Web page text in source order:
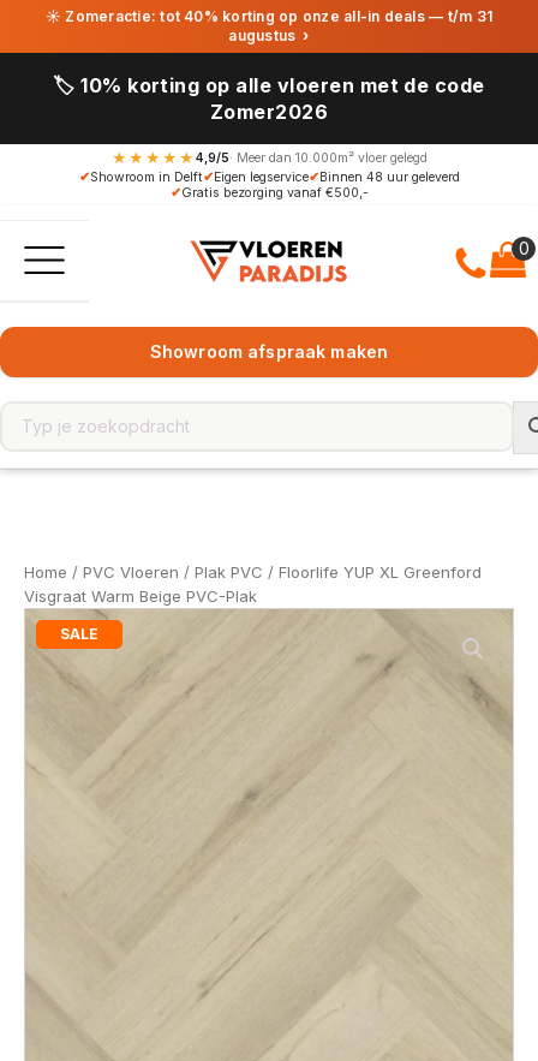
☀ Zomeractie: tot 40% korting op onze all-in deals — t/m 31
augustus ›
🏷️ 10% korting op alle vloeren met de code
Zomer2026
★★★★★ 4,9/5· Meer dan 10.000m² vloer gelegd
✔Showroom in Delft✔Eigen legservice✔Binnen 48 uur geleverd
✔Gratis bezorging vanaf €500,-
Showroom afspraak maken
Home / PVC Vloeren / Plak PVC / Floorlife YUP XL Greenford
Visgraat Warm Beige PVC-Plak
SALE